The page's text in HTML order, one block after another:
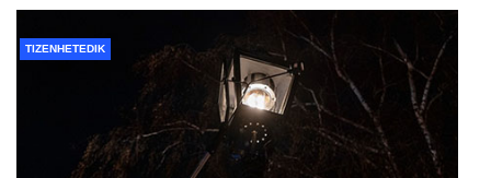
TIZENHETEDIK